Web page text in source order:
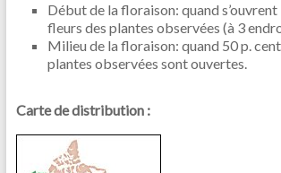
Début de la floraison: quand
fleurs des plantes observées (à 3
Milieu de la floraison: quand 50 p.
plantes observées sont ouvertes.
Carte de distribution :